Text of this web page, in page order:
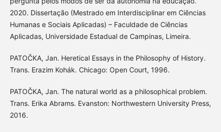
2020. Dissertação (Mestrado em Interdisciplinar em Ciências
Humanas e Sociais Aplicadas) – Faculdade de Ciências
Aplicadas, Universidade Estadual de Campinas, Limeira.
PATOČKA, Jan. Heretical Essays in the Philosophy of History.
Trans. Erazim Kohák. Chicago: Open Court, 1996.
PATOČKA, Jan. The natural world as a philosophical problem.
Trans. Erika Abrams. Evanston: Northwestern University Press,
2016.